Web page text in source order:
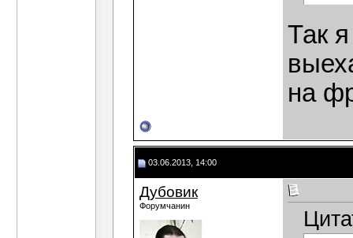
Так
на
03.06.2013, 14:00
Дубовик
Форумчанин